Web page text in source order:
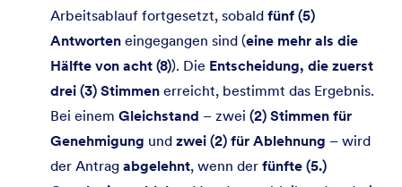
Arbeitsablauf fortgesetzt, sobald fünf (5)
Antworten eingegangen sind (eine mehr als die
Hälfte von acht (8)). Die Entscheidung, die zuerst
drei (3) Stimmen erreicht, bestimmt das Ergebnis.
Bei einem Gleichstand – zwei (2) Stimmen für
Genehmigung und zwei (2) für Ablehnung – wird
der Antrag abgelehnt, wenn der fünfte (5.)